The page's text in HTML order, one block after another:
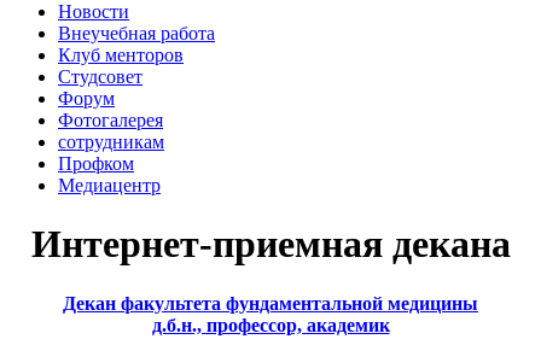
Новости
Внеучебная работа
Клуб менторов
Студсовет
Форум
Фотогалерея
сотрудникам
Профком
Медиацентр
Интернет-приемная декана
Декан факультета фундаментальной медицины
д.б.н., профессор, академик